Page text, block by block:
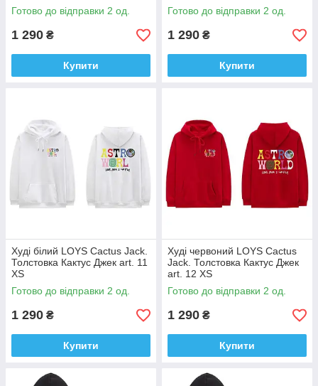
Готово до відправки 2 од.
1 290 ₴
Купити
Готово до відправки 2 од.
1 290 ₴
Купити
Худі білий LOYS Cactus Jack.
Толстовка Кактус Джек art. 11
XS
Готово до відправки 2 од.
1 290 ₴
Купити
Худі червоний LOYS Cactus
Jack. Толстовка Кактус Джек
art. 12 XS
Готово до відправки 2 од.
1 290 ₴
Купити